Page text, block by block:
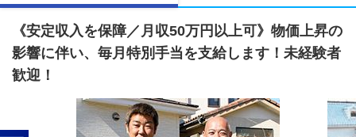
《安定収入を保障／月収50万円以上可》物価上昇の
影響に伴い、毎月特別手当を支給します！未経験者
歓迎！